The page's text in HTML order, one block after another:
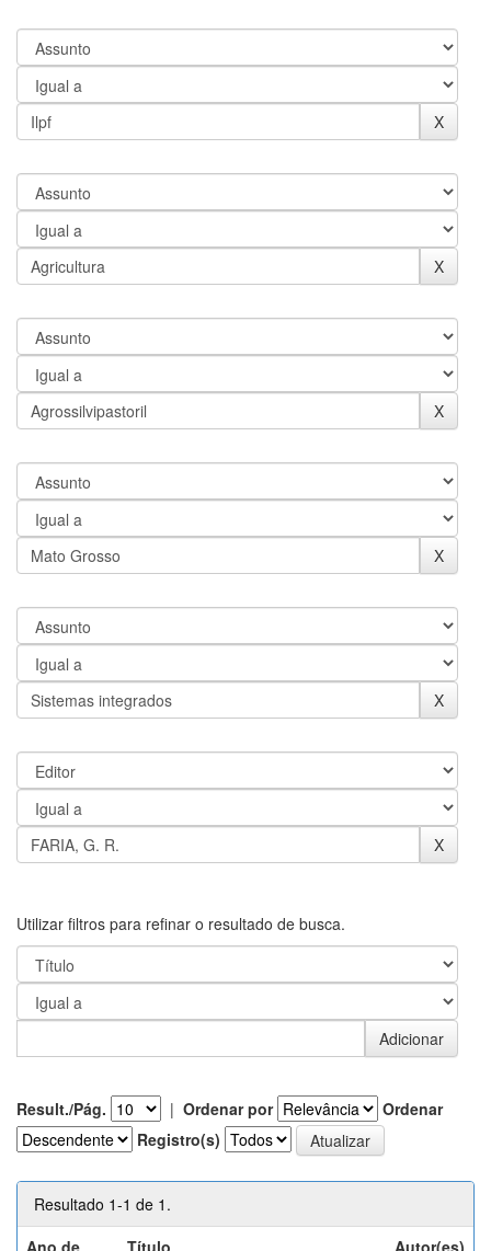
Utilizar filtros para refinar o resultado de busca.
Result./Pág. | Ordenar por
Ordenar
Registro(s)
Resultado 1-1 de 1.
Ano de
Título Autor(es)